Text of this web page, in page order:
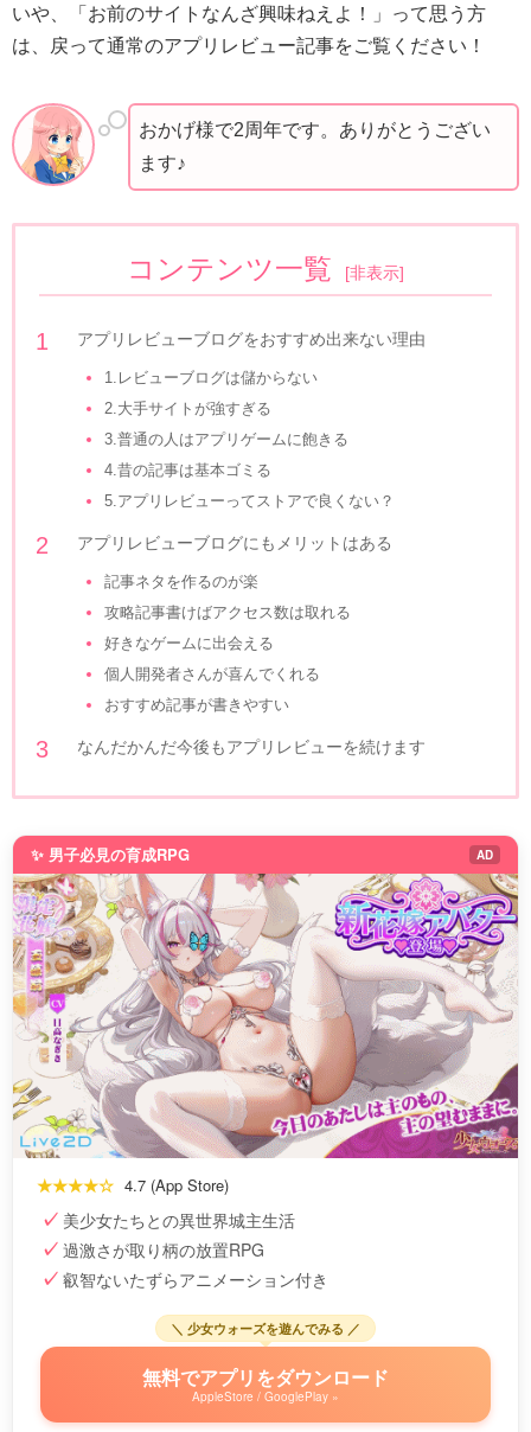
いや、「お前のサイトなんざ興味ねえよ！」って思う方
は、戻って通常のアプリレビュー記事をご覧ください！
おかげ様で2周年です。ありがとうござい
ます♪
コンテンツ一覧 [非表示]
アプリレビューブログをおすすめ出来ない理由
1.レビューブログは儲からない
2.大手サイトが強すぎる
3.普通の人はアプリゲームに飽きる
4.昔の記事は基本ゴミる
5.アプリレビューってストアで良くない？
アプリレビューブログにもメリットはある
記事ネタを作るのが楽
攻略記事書けばアクセス数は取れる
好きなゲームに出会える
個人開発者さんが喜んでくれる
おすすめ記事が書きやすい
なんだかんだ今後もアプリレビューを続けます
✨ 男子必見の育成RPG AD
★★★★☆ 4.7 (App Store)
美少女たちとの異世界城主生活
過激さが取り柄の放置RPG
叡智ないたずらアニメーション付き
＼ 少女ウォーズを遊んでみる ／
無料でアプリをダウンロード
AppleStore / GooglePlay »